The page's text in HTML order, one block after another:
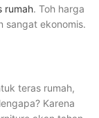
rumah. Toh harga
sangat ekonomis.
teras rumah,
Karena